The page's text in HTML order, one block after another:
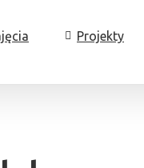
Projekty